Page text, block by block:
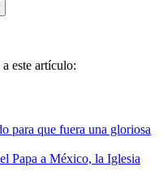
este artículo:
para que fuera una gloriosa
Papa a México, la Iglesia